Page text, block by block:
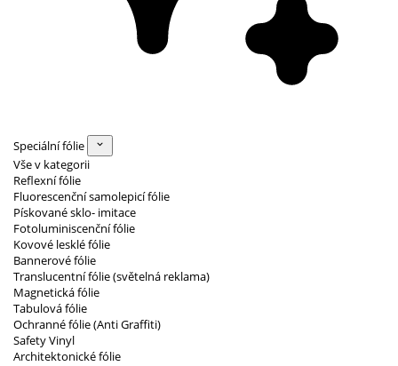
Speciální fólie
Vše v kategorii
Reflexní fólie
Fluorescenční samolepicí fólie
Pískované sklo- imitace
Fotoluminiscenční fólie
Kovové lesklé fólie
Bannerové fólie
Translucentní fólie (světelná reklama)
Magnetická fólie
Tabulová fólie
Ochranné fólie (Anti Graffiti)
Safety Vinyl
Architektonické fólie